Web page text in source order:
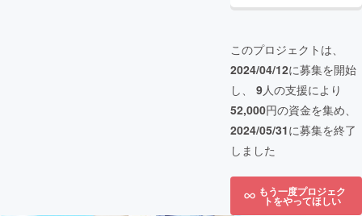
このプロジェクトは、
2024/04/12に募集を開始
し、 9人の支援により
52,000円の資金を集め、
2024/05/31に募集を終了
しました
もう一度プロジェク
トをやってほしい